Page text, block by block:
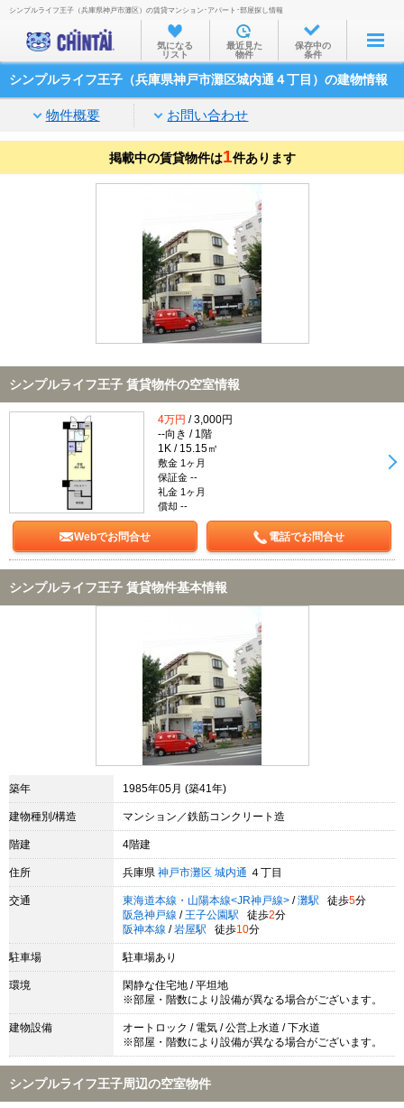
お部屋を探す
沿線・駅から
家賃相場から
通勤通学時間から
不動産会社から
TOP
シンプルライフ王子（兵庫県神戸市灘区）の賃貸マンション･アパート･部屋探し情報
気になる
リスト
最近見た
物件
保存中の
条件
シンプルライフ王子（兵庫県神戸市灘区城内通４丁目）の建物情報
物件概要 お問い合わせ
掲載中の賃貸物件は1件あります
シンプルライフ王子 賃貸物件の空室情報
4万円 / 3,000円
--向き / 1階
1K / 15.15㎡
敷金 1ヶ月
保証金 --
礼金 1ヶ月
償却 --
Webでお問合せ 電話でお問合せ
シンプルライフ王子 賃貸物件基本情報
築年 1985年05月 (築41年)
建物種別/構造 マンション／鉄筋コンクリート造
階建 4階建
住所 兵庫県 神戸市灘区 城内通 ４丁目
交通 東海道本線・山陽本線<JR神戸線> / 灘駅 徒歩5分
阪急神戸線 / 王子公園駅 徒歩2分
阪神本線 / 岩屋駅 徒歩10分
駐車場 駐車場あり
環境
閑静な住宅地 / 平坦地
※部屋・階数により設備が異なる場合がございます。
建物設備
オートロック / 電気 / 公営上水道 / 下水道
※部屋・階数により設備が異なる場合がございます。
シンプルライフ王子周辺の空室物件